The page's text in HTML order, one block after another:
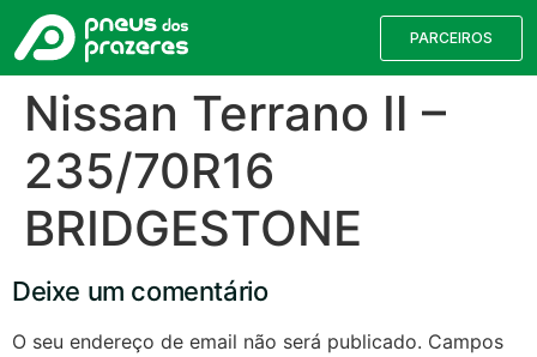
PARCEIROS
Nissan Terrano Ⅱ –
235/70R16
BRIDGESTONE
Deixe um comentário
O seu endereço de email não será publicado. Campos